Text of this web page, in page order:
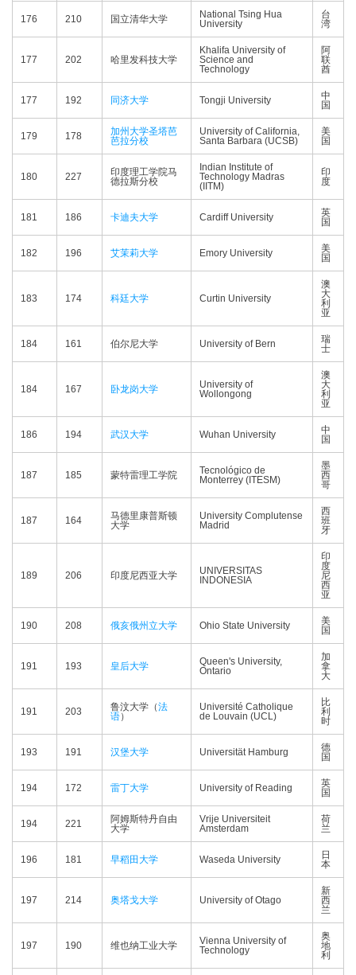
176 210 国立清华大学
National Tsing Hua
University
台
湾
177 202 哈里发科技大学
Khalifa University of
Science and
Technology
阿
联
酋
177 192 同济大学 Tongji University
中
国
179 178
加州大学圣塔芭
芭拉分校
University of California,
Santa Barbara (UCSB)
美
国
180 227
印度理工学院马
德拉斯分校
Indian Institute of
Technology Madras
(IITM)
印
度
181 186 卡迪夫大学 Cardiff University
英
国
182 196 艾茉莉大学 Emory University
美
国
183 174 科廷大学 Curtin University
澳
大
利
亚
184 161 伯尔尼大学 University of Bern
瑞
士
184 167 卧龙岗大学
University of
Wollongong
澳
大
利
亚
186 194 武汉大学 Wuhan University
中
国
187 185 蒙特雷理工学院
Tecnológico de
Monterrey (ITESM)
墨
西
哥
187 164
马德里康普斯顿
大学
University Complutense
Madrid
西
班
牙
189 206 印度尼西亚大学
UNIVERSITAS
INDONESIA
印
度
尼
西
亚
190 208 俄亥俄州立大学 Ohio State University
美
国
191 193 皇后大学
Queen's University,
Ontario
加
拿
大
191 203 鲁汶大学（法
语）
Université Catholique
de Louvain (UCL)
比
利
时
193 191 汉堡大学 Universität Hamburg
德
国
194 172 雷丁大学 University of Reading
英
国
194 221
阿姆斯特丹自由
大学
Vrije Universiteit
Amsterdam
荷
兰
196 181 早稻田大学 Waseda University
日
本
197 214 奥塔戈大学 University of Otago
新
西
兰
197 190 维也纳工业大学
Vienna University of
Technology
奥
地
利